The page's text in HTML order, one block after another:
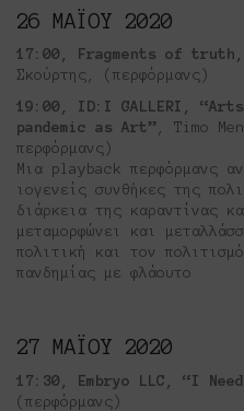
26 ΜΑΪΟΥ 2020
17:00, Fragments of
Σκούρτης, (περφόρμανς)
19:00, ID:I GALLERI,
pandemic as Art” , Timo
περφόρμανς)
Μια playback περφόρμανς
ιογενείς συνθήκες της
διάρκεια της καραντίνας
μεταμορφώνει και
πολιτική και τον
πανδημίας με φλάουτο
27 ΜΑΪΟΥ 2020
17:30, Embryo LLC, “I
(περφόρμανς)